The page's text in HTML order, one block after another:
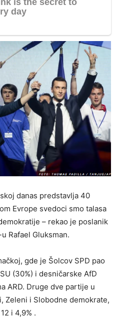
danas predstavlja 40
Evrope svedoci smo talasa
– rekao je poslanik
Rafael Gluksman.
gde je Šolcov SPD pao
(30%) i desničarske AfD
ARD. Druge dve partije u
Zeleni i Slobodne demokrate,
i 4,9% .